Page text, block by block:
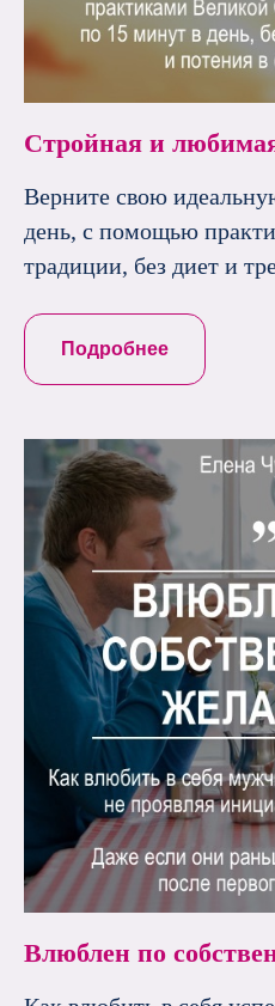
Стройная и
Верните свою
день, с помощью
традиции, без диет и
Подробнее
Влюблен по